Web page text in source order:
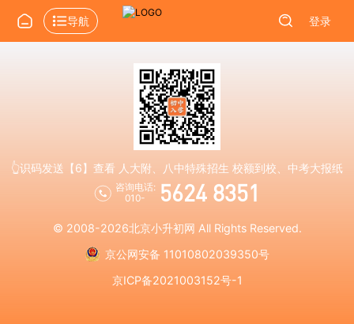
导航 登录
👆识码发送【6】查看 人大附、八中特殊招生 校额到校、中考大报纸
咨询电话:
010-
5624 8351
© 2008-2026北京小升初网 All Rights Reserved.
京公网安备 11010802039350号
京ICP备2021003152号-1